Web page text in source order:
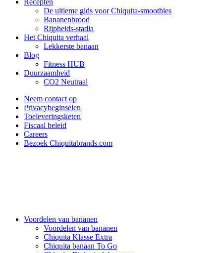
Recepten
De ultieme gids voor Chiquita-smoothies
Bananenbrood
Rijpheids-stadia
Het Chiquita verhaal
Lekkerste banaan
Blog
Fitness HUB
Duurzaamheid
CO2 Neutraal
Neem contact op
Privacybeginselen
Toeleveringsketen
Fiscaal beleid
Careers
Bezoek Chiquitabrands.com
Voordelen van bananen
Voordelen van bananen
Chiquita Klasse Extra
Chiquita banaan To Go